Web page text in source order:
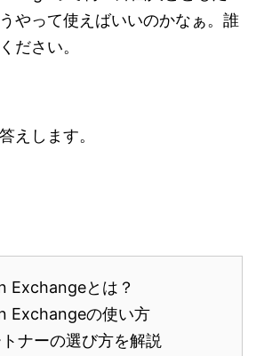
やって使えばいいのかなぁ。誰
ださい。
えします。
Exchangeとは？
Exchangeの使い方
ナーの選び方を解説